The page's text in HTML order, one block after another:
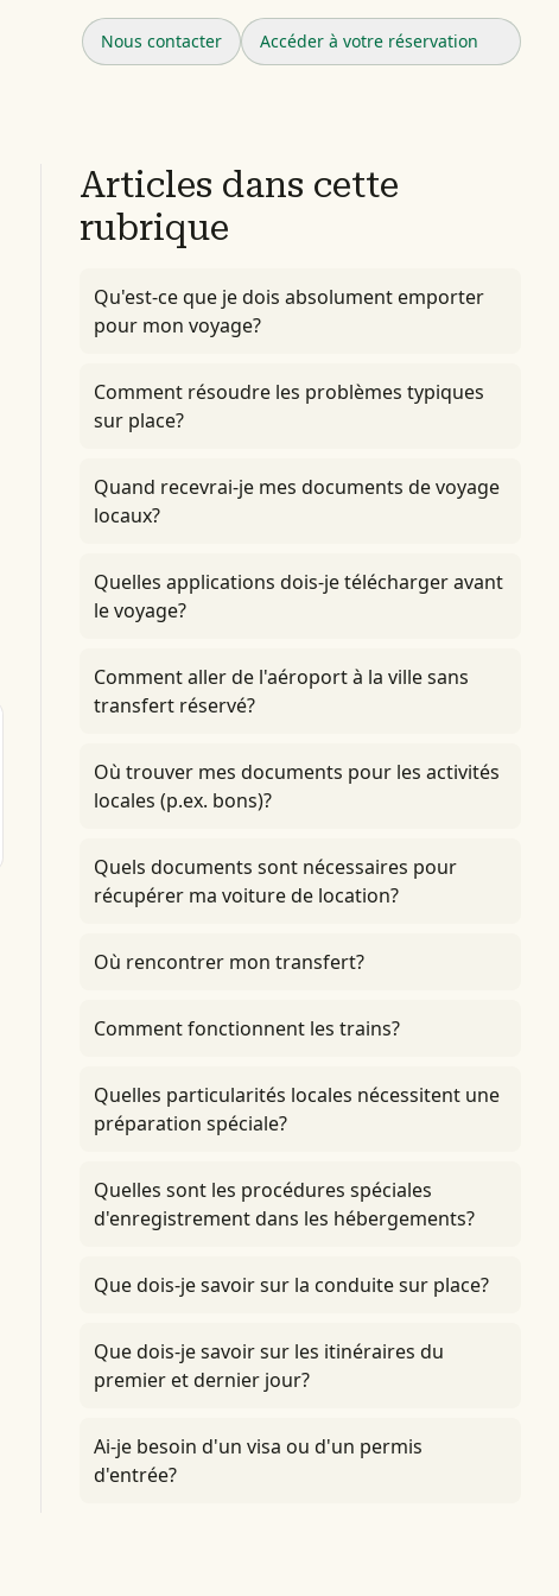
Nous contacter Accéder à votre réservation
Articles dans cette
rubrique
Qu'est-ce que je dois absolument emporter
pour mon voyage?
Comment résoudre les problèmes typiques
sur place?
Quand recevrai-je mes documents de voyage
locaux?
Quelles applications dois-je télécharger avant
le voyage?
Comment aller de l'aéroport à la ville sans
transfert réservé?
Où trouver mes documents pour les activités
locales (p.ex. bons)?
Quels documents sont nécessaires pour
récupérer ma voiture de location?
Où rencontrer mon transfert?
Comment fonctionnent les trains?
Quelles particularités locales nécessitent une
préparation spéciale?
Quelles sont les procédures spéciales
d'enregistrement dans les hébergements?
Que dois-je savoir sur la conduite sur place?
Que dois-je savoir sur les itinéraires du
premier et dernier jour?
Ai-je besoin d'un visa ou d'un permis
d'entrée?